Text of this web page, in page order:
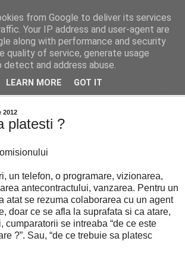
129 909 ; Vasile Baciu 0768 440 185
2012
platesti ?
un telefon, o programare, vizionarea,
antecontractului, vanzarea. Pentru un
atat se rezuma colaborarea cu un agent
doar ce se afla la suprafata si ca atare,
cumparatorii se intreaba “de ce este
?”. Sau, “de ce trebuie sa platesc
from Google to deliver its services
Your IP address and user-agent are
along with performance and security
quality of service, generate usage
and address abuse.
LEARN MORE GOT IT